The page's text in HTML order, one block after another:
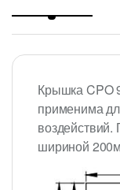
Крышка CPO
применима
шириной